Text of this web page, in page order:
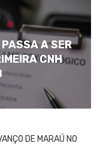
A SER
CNH
DE MARAÚ NO